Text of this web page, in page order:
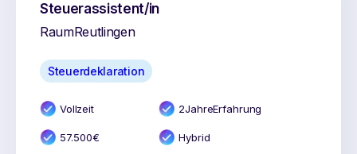
Steuerassistent/in
RaumReutlingen
Steuerdeklaration
Vollzeit 2JahreErfahrung
57.500€ Hybrid